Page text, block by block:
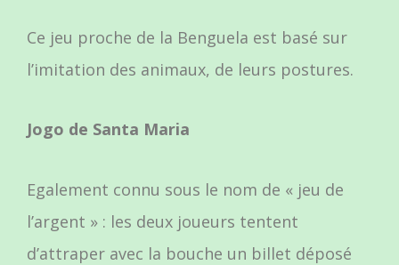
Ce jeu proche de la Benguela est basé sur
l’imitation des animaux, de leurs postures.
Jogo de Santa Maria
Egalement connu sous le nom de « jeu de
l’argent » : les deux joueurs tentent
d’attraper avec la bouche un billet déposé